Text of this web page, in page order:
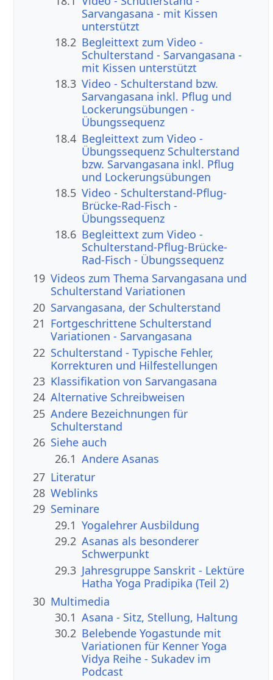
Sarvangasana - mit Kissen
unterstützt
18.2 Begleittext zum Video -
Schulterstand - Sarvangasana -
mit Kissen unterstützt
18.3 Video - Schulterstand bzw.
Sarvangasana inkl. Pflug und
Lockerungsübungen -
Übungssequenz
18.4 Begleittext zum Video -
Übungssequenz Schulterstand
bzw. Sarvangasana inkl. Pflug
und Lockerungsübungen
18.5 Video - Schulterstand-Pflug-
Brücke-Rad-Fisch -
Übungssequenz
18.6 Begleittext zum Video -
Schulterstand-Pflug-Brücke-
Rad-Fisch - Übungssequenz
19 Videos zum Thema Sarvangasana und
Schulterstand Variationen
20 Sarvangasana, der Schulterstand
21 Fortgeschrittene Schulterstand
Variationen - Sarvangasana
22 Schulterstand - Typische Fehler,
Korrekturen und Hilfestellungen
23 Klassifikation von Sarvangasana
24 Alternative Schreibweisen
25 Andere Bezeichnungen für
Schulterstand
26 Siehe auch
26.1 Andere Asanas
27 Literatur
28 Weblinks
29 Seminare
29.1 Yogalehrer Ausbildung
29.2 Asanas als besonderer
Schwerpunkt
29.3 Jahresgruppe Sanskrit - Lektüre
Hatha Yoga Pradipika (Teil 2)
30 Multimedia
30.1 Asana - Sitz, Stellung, Haltung
30.2 Belebende Yogastunde mit
Variationen für Kenner Yoga
Vidya Reihe - Sukadev im
Podcast